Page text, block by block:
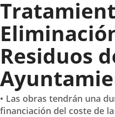
Residuos
• Las obras tendrán una
financiación del coste de